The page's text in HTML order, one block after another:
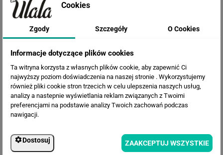
Fototapeta Liście eukaliptusa
Cookies
Zgody Szczegóły O Cookies
Informacje dotyczące plików cookies
Ta witryna korzysta z własnych plików cookie, aby zapewnić Ci
najwyższy poziom doświadczenia na naszej stronie . Wykorzystujemy
również pliki cookie stron trzecich w celu ulepszenia naszych usług,
analizy a nastepnie wyświetlania reklam związanych z Twoimi
preferencjami na podstawie analizy Twoich zachowań podczas
nawigacji.
Dostosuj ZAAKCEPTUJ WSZYSTKIE